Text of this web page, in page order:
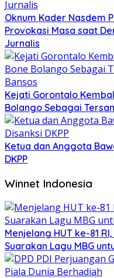
Oknum Kader Nasdem
Provokasi Masa saat
Jurnalis
Kejati Gorontalo
Bolango Sebagai
Ketua dan Anggota
DKPP
Winnet Indonesia
Menjelang HUT ke-81
Suarakan Lagu MBG